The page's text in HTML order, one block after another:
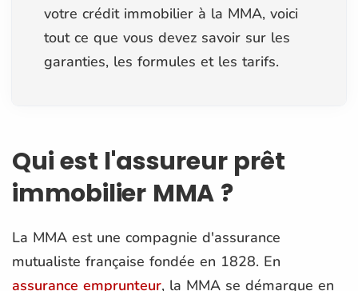
votre crédit immobilier à la MMA, voici
tout ce que vous devez savoir sur les
garanties, les formules et les tarifs.
Qui est l'assureur prêt
immobilier MMA ?
La MMA est une compagnie d'assurance
mutualiste française fondée en 1828. En
assurance emprunteur, la MMA se démarque en